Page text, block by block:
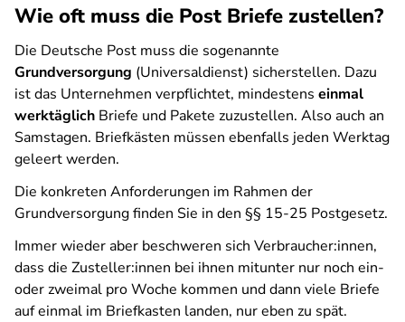
Wie oft muss die Post Briefe zustellen?
Die Deutsche Post muss die sogenannte
Grundversorgung (Universaldienst) sicherstellen. Dazu
ist das Unternehmen verpflichtet, mindestens einmal
werktäglich Briefe und Pakete zuzustellen. Also auch an
Samstagen. Briefkästen müssen ebenfalls jeden Werktag
geleert werden.
Die konkreten Anforderungen im Rahmen der
Grundversorgung finden Sie in den §§ 15-25 Postgesetz.
Immer wieder aber beschweren sich Verbraucher:innen,
dass die Zusteller:innen bei ihnen mitunter nur noch ein-
oder zweimal pro Woche kommen und dann viele Briefe
auf einmal im Briefkasten landen, nur eben zu spät.